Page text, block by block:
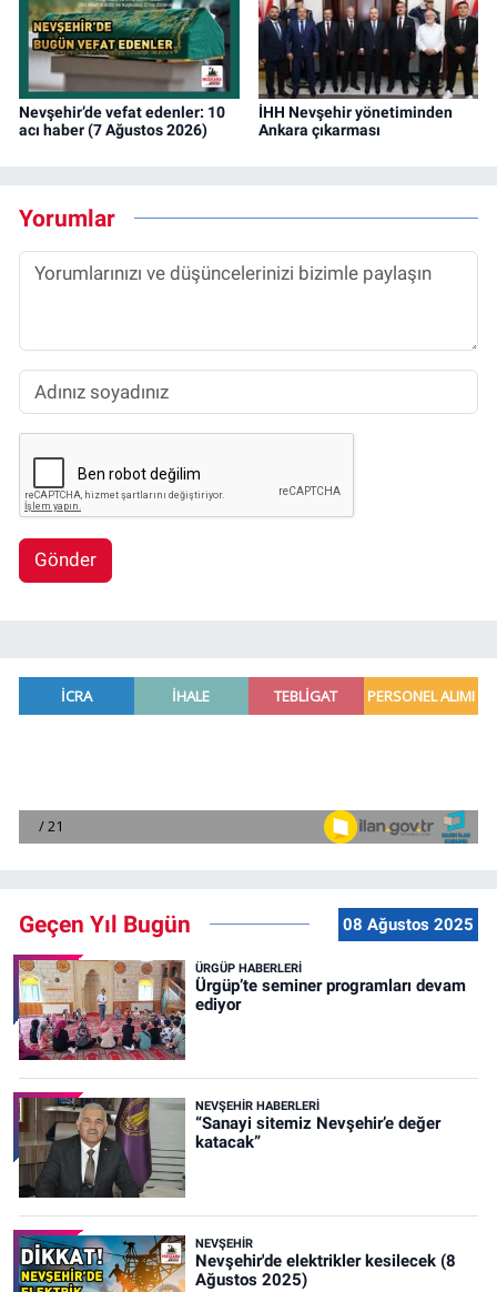
Nevşehir’de vefat edenler: 10
acı haber (7 Ağustos 2026)
İHH Nevşehir yönetiminden
Ankara çıkarması
Yorumlar
Gönder
Geçen Yıl Bugün 08 Ağustos 2025
ÜRGÜP HABERLERI
Ürgüp’te seminer programları devam
ediyor
NEVŞEHIR HABERLERI
“Sanayi sitemiz Nevşehir’e değer
katacak”
NEVŞEHIR
Nevşehir'de elektrikler kesilecek (8
Ağustos 2025)